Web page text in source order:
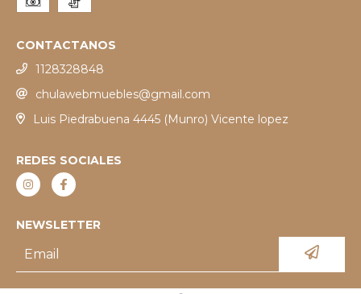
CONTACTANOS
1128328848
chulawebmuebles@gmail.com
Luis Piedrabuena 4445 (Munro) Vicente lopez
REDES SOCIALES
NEWSLETTER